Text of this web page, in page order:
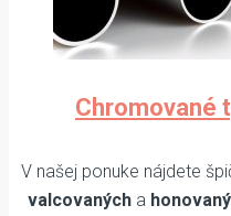
Chromované
V našej ponuke nájdete
valcovanýcha